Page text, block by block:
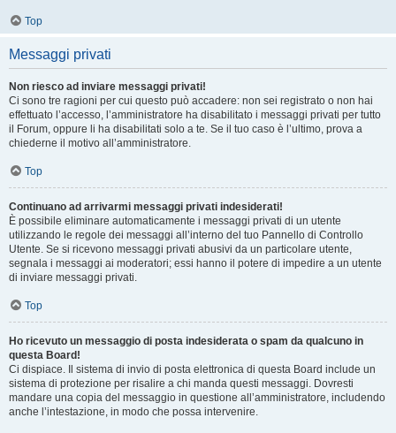
Top
Messaggi privati
Non riesco ad inviare messaggi privati!
Ci sono tre ragioni per cui questo può accadere: non sei registrato o non hai
effettuato l’accesso, l’amministratore ha disabilitato i messaggi privati per tutto
il Forum, oppure li ha disabilitati solo a te. Se il tuo caso è l’ultimo, prova a
chiederne il motivo all’amministratore.
Top
Continuano ad arrivarmi messaggi privati indesiderati!
È possibile eliminare automaticamente i messaggi privati ​​di un utente
utilizzando le regole dei messaggi all’interno del tuo Pannello di Controllo
Utente. Se si ricevono messaggi privati ​​abusivi da un particolare utente,
segnala i messaggi ai moderatori; essi hanno il potere di impedire a un utente
di inviare messaggi privati​​.
Top
Ho ricevuto un messaggio di posta indesiderata o spam da qualcuno in
questa Board!
Ci dispiace. Il sistema di invio di posta elettronica di questa Board include un
sistema di protezione per risalire a chi manda questi messaggi. Dovresti
mandare una copia del messaggio in questione all’amministratore, includendo
anche l’intestazione, in modo che possa intervenire.